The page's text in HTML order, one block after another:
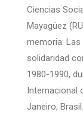
Ciencias
Mayagüez
memoria: Las
solidaridad
1980-1990,
Internacional
Janeiro, Brasil.